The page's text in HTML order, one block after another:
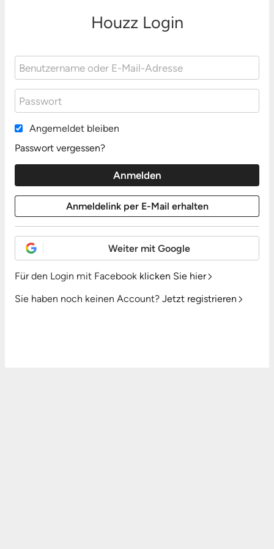
Houzz Login
Angemeldet bleiben
Passwort vergessen?
Weiter mit Google
Für den Login mit Facebook klicken Sie hier
Sie haben noch keinen Account? Jetzt registrieren